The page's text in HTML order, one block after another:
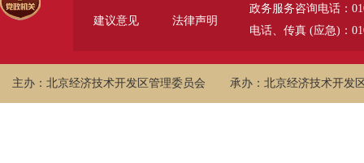
建议意见 法律声明
政务服务咨询电话：
电话、传真 (应急)：
主办：北京经济技术开发区管理委员会 承办：北京经济技术开发